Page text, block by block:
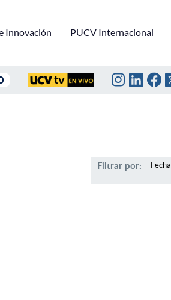
Innovación PUCV Internacional
Filtrar por: Fecha